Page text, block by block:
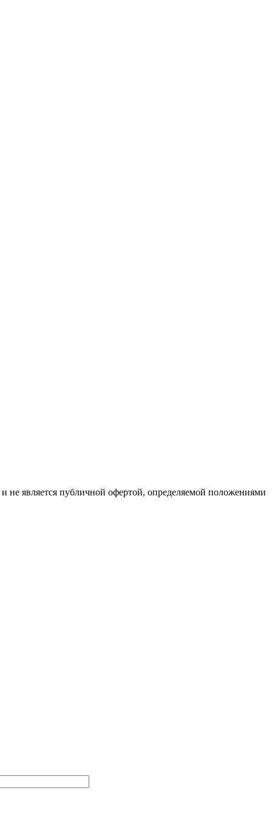
не является публичной офертой, определяемой положениями